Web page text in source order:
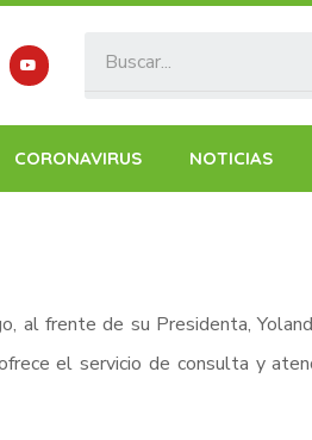
CORONAVIRUS NOTICIAS
al frente de su Presidenta,
el servicio de consulta y